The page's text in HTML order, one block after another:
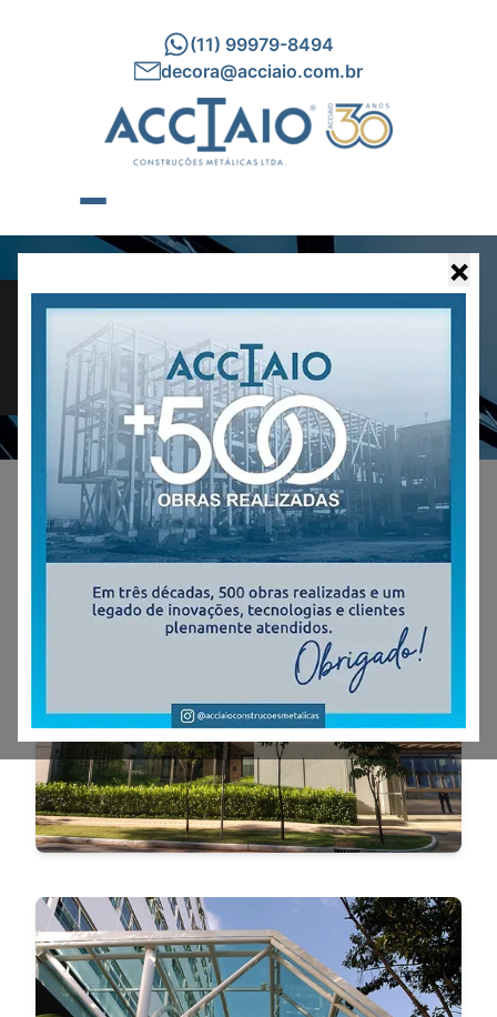
(11) 99979-8494
decora@acciaio.com.br
×
MARQUISES
Conheça nossas obras abaixo:
BOTHANICA
VER MAIS